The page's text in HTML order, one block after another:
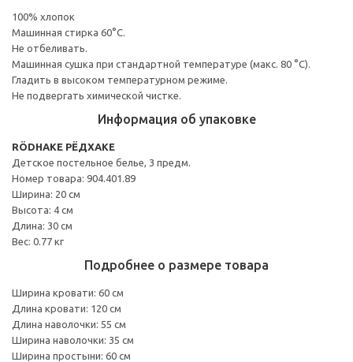
100% хлопок
Машинная стирка 60°С.
Не отбеливать.
Машинная сушка при стандартной температуре (макс. 80 °C).
Гладить в высоком температурном режиме.
Не подвергать химической чистке.
Информация об упаковке
RÖDHAKE РЁДХАКЕ
Детское постельное белье, 3 предм.
Номер товара: 904.401.89
Ширина: 20 см
Высота: 4 см
Длина: 30 см
Вес: 0.77 кг
Подробнее о размере товара
Ширина кровати: 60 см
Длина кровати: 120 см
Длина наволочки: 55 см
Ширина наволочки: 35 см
Ширина простыни: 60 см